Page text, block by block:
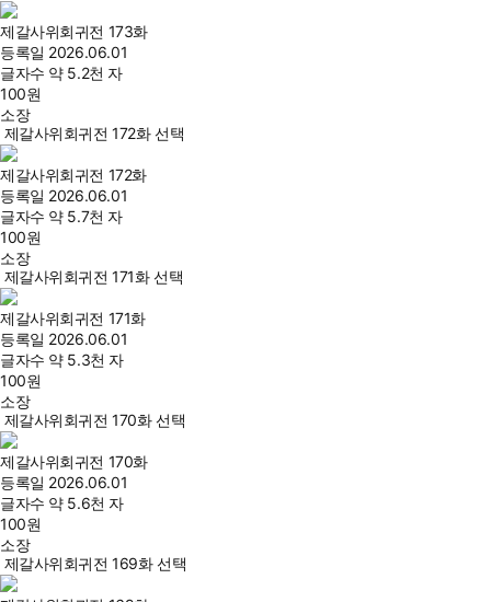
제갈사위회귀전 173화
등록일 2026.06.01
글자수 약 5.2천 자
100원
소장
제갈사위회귀전 172화 선택
제갈사위회귀전 172화
등록일 2026.06.01
글자수 약 5.7천 자
100원
소장
제갈사위회귀전 171화 선택
제갈사위회귀전 171화
등록일 2026.06.01
글자수 약 5.3천 자
100원
소장
제갈사위회귀전 170화 선택
제갈사위회귀전 170화
등록일 2026.06.01
글자수 약 5.6천 자
100원
소장
제갈사위회귀전 169화 선택